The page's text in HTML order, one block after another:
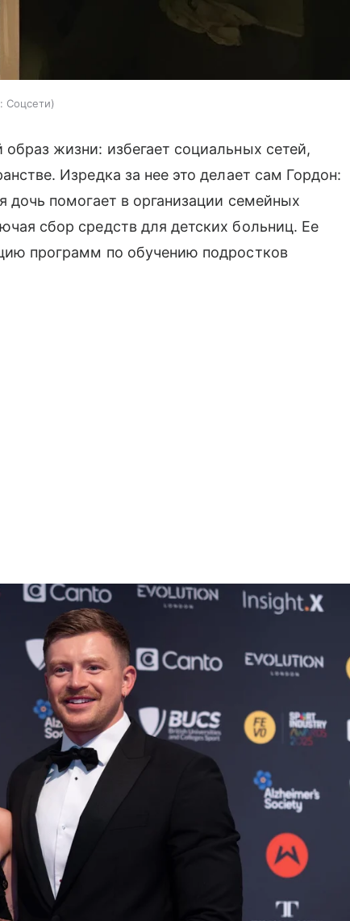
Соцсети
жизни: избегает социальных сетей,
Изредка за нее это делает сам Гордон:
помогает в организации семейных
сбор средств для детских больниц. Ее
программ по обучению подростков